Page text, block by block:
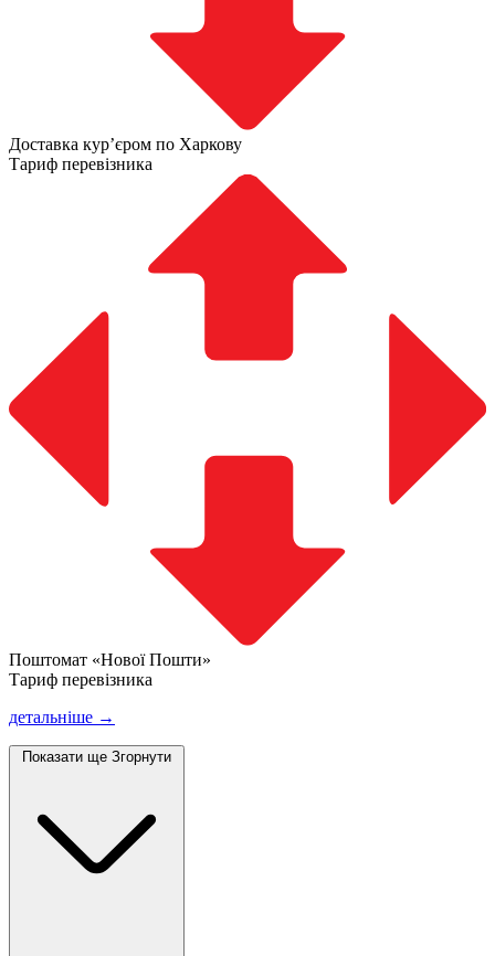
Доставка курʼєром по Харкову
Тариф перевізника
Поштомат «Нової Пошти»
Тариф перевізника
детальніше →
Показати ще Згорнути